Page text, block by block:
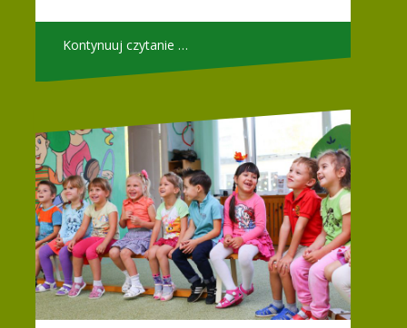
Kontynuuj czytanie …